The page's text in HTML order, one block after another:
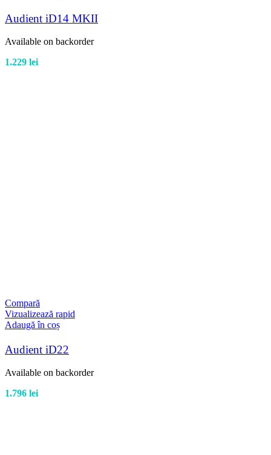
Audient iD14 MKII
Available on backorder
1.229 lei
Compară
Vizualizează rapid
Adaugă în coș
Audient iD22
Available on backorder
1.796 lei